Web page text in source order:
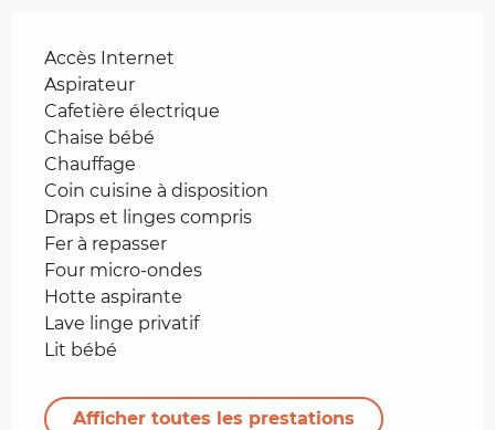
Accès Internet
Aspirateur
Cafetière électrique
Chaise bébé
Chauffage
Coin cuisine à disposition
Draps et linges compris
Fer à repasser
Four micro-ondes
Hotte aspirante
Lave linge privatif
Lit bébé
Afficher toutes les prestations